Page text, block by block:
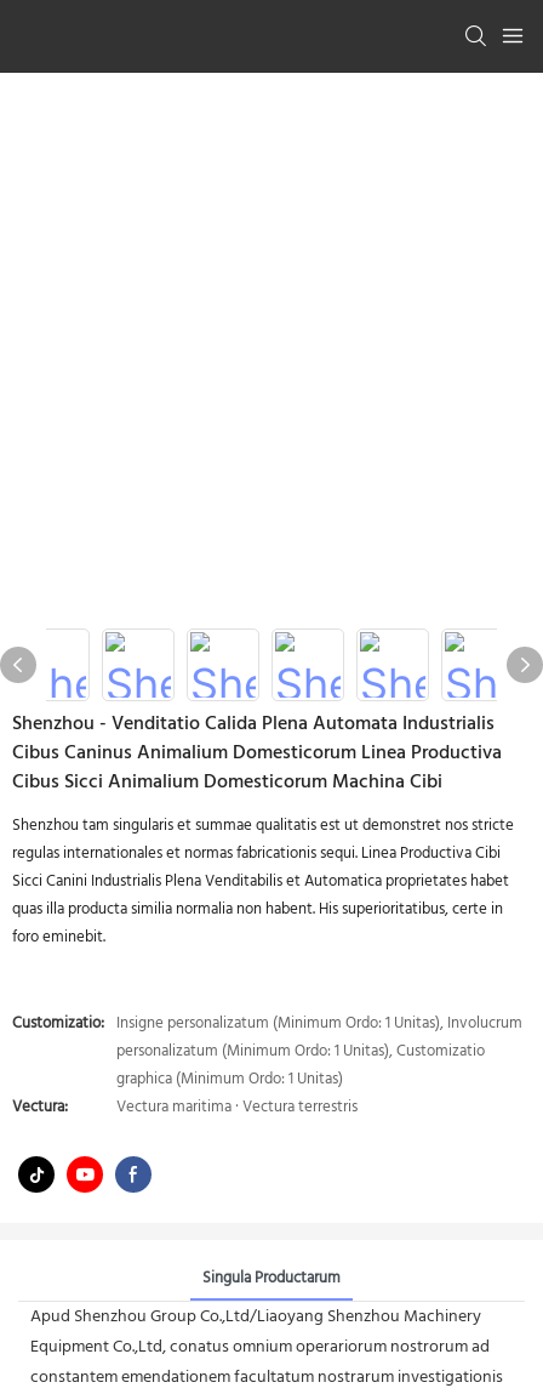
Shenzhou - Venditatio Calida Plena Automata Industrialis
Cibus Caninus Animalium Domesticorum Linea Productiva
Cibus Sicci Animalium Domesticorum Machina Cibi
Shenzhou tam singularis et summae qualitatis est ut demonstret nos stricte
regulas internationales et normas fabricationis sequi. Linea Productiva Cibi
Sicci Canini Industrialis Plena Venditabilis et Automatica proprietates habet
quas illa producta similia normalia non habent. His superioritatibus, certe in
foro eminebit.
Customizatio: Insigne personalizatum (Minimum Ordo: 1 Unitas), Involucrum
personalizatum (Minimum Ordo: 1 Unitas), Customizatio
graphica (Minimum Ordo: 1 Unitas)
Vectura:
Vectura maritima · Vectura terrestris
Singula Productarum
Apud Shenzhou Group Co.,Ltd/Liaoyang Shenzhou Machinery
Equipment Co.,Ltd, conatus omnium operariorum nostrorum ad
constantem emendationem facultatum nostrarum investigationis